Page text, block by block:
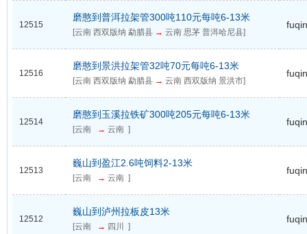
12515
磨憨到普洱拉架管300吨110元每吨6-13米
[云南 西双版纳 勐腊县 → 云南 思茅 普洱哈尼县]
12516
磨憨到景洪拉架管32吨70元每吨6-13米
[云南 西双版纳 勐腊县 → 云南 西双版纳 景洪市]
12514
磨憨到玉溪拉铁矿300吨205元每吨6-13米
[云南 → 云南 ]
12513
巍山到盈江2.6吨饲料2-13米
[云南 → 云南 ]
12512
巍山到泸州拉板皮13米
[云南 → 四川 ]